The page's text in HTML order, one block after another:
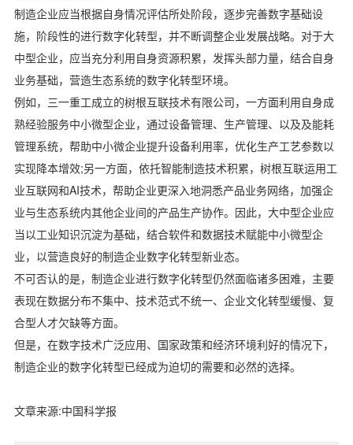
制造企业应当根据自身情况评估所处阶段，逐步完善数字基础设
施，阶段性的进行数字化转型，并不断调整企业发展战略。对于大
中型企业，应当充分利用自身资源积累，发挥头部力量，结合自身
业务基础，营造生态系统的数字化转型环境。
例如，三一重工成立的树根互联技术有限公司，一方面利用自身成
熟经验服务中小微型企业，通过设备管理、生产管理、以及及能耗
管理系统，帮助中小微企业提升设备利用率，优化生产工艺参数以
实现降本增效;另一方面，依托智能制造技术积累，树根互联运用工
业互联网和AI技术，帮助企业更深入地洞悉产品业务网络，加强企
业与生态系统内其他企业间的产品生产协作。因此，大中型企业应
当以工业知识沉淀为基础，结合软件和数据技术赋能中小微型企
业，以营造良好的制造企业数字化转型新业态。
不可否认的是，制造企业进行数字化转型仍然面临诸多困难，主要
表现在数据分布不集中、技术范式不统一、企业文化转型缓慢、复
合型人才欠缺等方面。
但是，在数字技术广泛应用、国家政策和经济环境利好的情况下，
制造企业的数字化转型已经成为迫切的需要和必然的选择。
文章来源:中国科学报